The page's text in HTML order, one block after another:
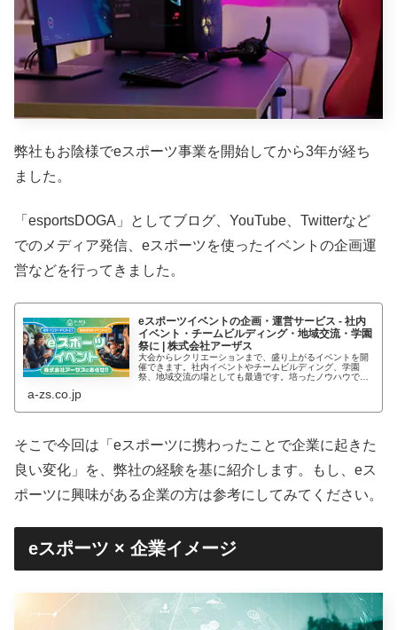
弊社もお陰様でeスポーツ事業を開始してから3年が経ち
ました。
「esportsDOGA」としてブログ、YouTube、Twitterなど
でのメディア発信、eスポーツを使ったイベントの企画運
営などを行ってきました。
eスポーツイベントの企画・運営サービス - 社内
イベント・チームビルディング・地域交流・学園
祭に | 株式会社アーザス
大会からレクリエーションまで、盛り上がるイベントを開
催できます。社内イベントやチームビルディング、学園
祭、地域交流の場としても最適です。培ったノウハウで、
a-zs.co.jp
そこで今回は「eスポーツに携わったことで企業に起きた
良い変化」を、弊社の経験を基に紹介します。もし、eス
ポーツに興味がある企業の方は参考にしてみてください。
eスポーツ × 企業イメージ